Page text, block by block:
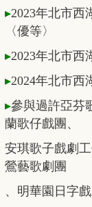
▸2023年北市西
〈優等〉
▸2023年北市西
▸2024年北市西
▸參與過許亞芬
蘭歌仔戲團 、
安琪歌子戲劇
鶯藝歌劇團
、明華園日字